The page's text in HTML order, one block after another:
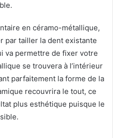
en céramo-métallique,
par tailler la dent existante
va permettre de fixer votre
se trouvera à l’intérieur
parfaitement la forme de la
recouvrira le tout, ce
plus esthétique puisque le